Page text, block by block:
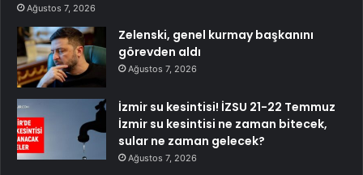
Ağustos 7, 2026
Zelenski, genel kurmay başkanını
görevden aldı
Ağustos 7, 2026
İzmir su kesintisi! İZSU 21-22 Temmuz
İzmir su kesintisi ne zaman bitecek,
sular ne zaman gelecek?
Ağustos 7, 2026